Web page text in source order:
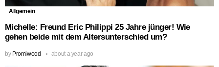
Allgemein
Michelle: Freund Eric Philippi 25 Jahre jünger! Wie
gehen beide mit dem Altersunterschied um?
by Promiwood about a year ago